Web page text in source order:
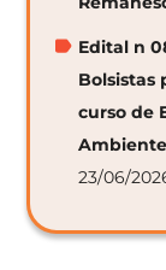
Edital n
Bolsistas
curso de
23/06/